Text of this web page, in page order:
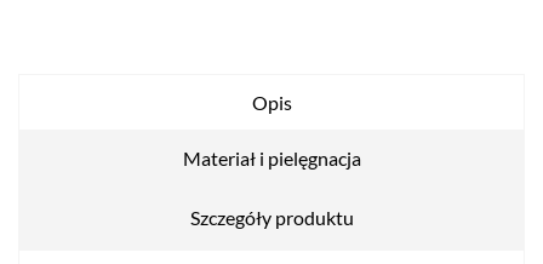
Opis
Materiał i pielęgnacja
Szczegóły produktu